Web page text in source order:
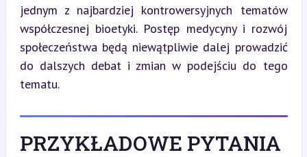
jednym z najbardziej kontrowersyjnych tematów
współczesnej bioetyki. Postęp medycyny i rozwój
społeczeństwa będą niewątpliwie dalej prowadzić
do dalszych debat i zmian w podejściu do tego
tematu.
PRZYKŁADOWE PYTANIA